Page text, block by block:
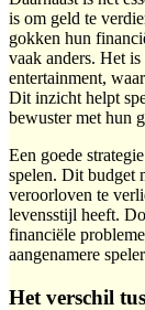
is om geld te
gokken hun
vaak anders. Het
entertainment,
Dit inzicht helpt
bewuster met hun
Een goede
spelen. Dit budget
veroorloven te
levensstijl heeft.
financiële
aangenamere
Het verschil